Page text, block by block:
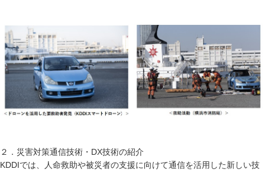
２．災害対策通信技術・DX技術の紹介
KDDIでは、人命救助や被災者の支援に向けて通信を活用した新しい技